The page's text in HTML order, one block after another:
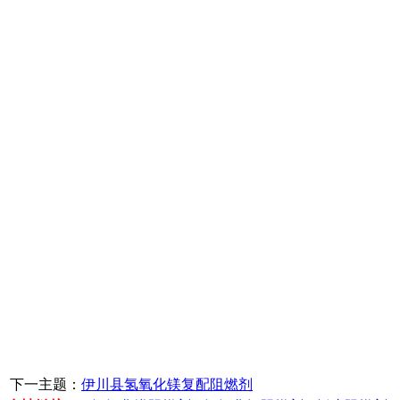
下一主题： 伊川县氢氧化镁复配阻燃剂